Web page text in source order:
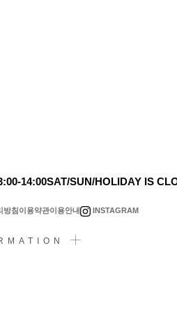
14:00SAT/SUN/HOLIDAY IS
방침 이용약관이용안내 INSTAGRAM